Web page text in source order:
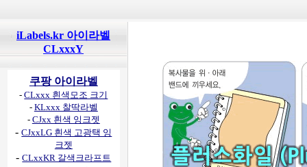
iLabels.kr 아이라벨
CLxxxY
쿠팡 아이라벨
-CLxxx 흰색모조 크기
- KLxxx 찰딱라벨
- CJxx 흰색 잉크젯
-CJxxLG 흰색 고광택 잉
크젯
-CLxxKR 갈색크라프트